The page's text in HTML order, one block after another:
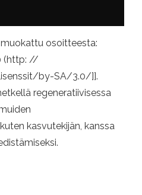
muokattu osoitteesta:
(http: //
by-SA/3.0/]].
regeneratiivisessa
kasvutekijän, kanssa